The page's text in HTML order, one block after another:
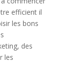
efficient il
les bons
des
les